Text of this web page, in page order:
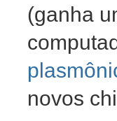
(ganha
novos